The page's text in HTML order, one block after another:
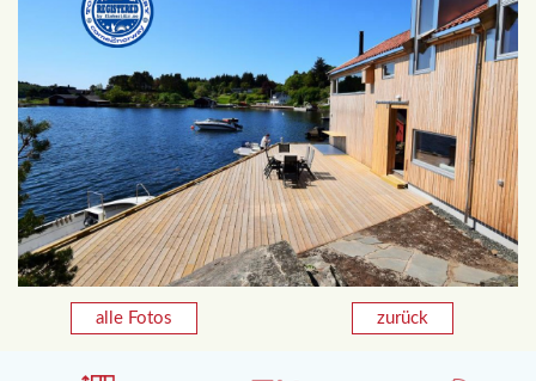
alle Fotos zurück